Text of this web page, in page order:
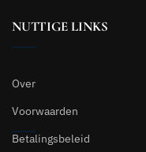
NUTTIGE LINKS
Over
Voorwaarden
Betalingsbeleid